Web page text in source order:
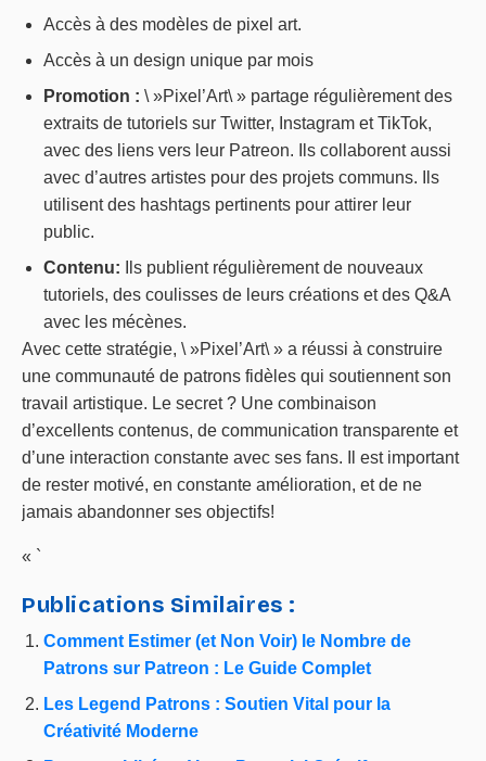
Accès à des modèles de pixel art.
Accès à un design unique par mois
Promotion : \ »Pixel’Art\ » partage régulièrement des
extraits de tutoriels sur Twitter, Instagram et TikTok,
avec des liens vers leur Patreon. Ils collaborent aussi
avec d’autres artistes pour des projets communs. Ils
utilisent des hashtags pertinents pour attirer leur
public.
Contenu: Ils publient régulièrement de nouveaux
tutoriels, des coulisses de leurs créations et des Q&A
avec les mécènes.
Avec cette stratégie, \ »Pixel’Art\ » a réussi à construire
une communauté de patrons fidèles qui soutiennent son
travail artistique. Le secret ? Une combinaison
d’excellents contenus, de communication transparente et
d’une interaction constante avec ses fans. Il est important
de rester motivé, en constante amélioration, et de ne
jamais abandonner ses objectifs!
« `
Publications Similaires :
Comment Estimer (et Non Voir) le Nombre de
Patrons sur Patreon : Le Guide Complet
Les Legend Patrons : Soutien Vital pour la
Créativité Moderne